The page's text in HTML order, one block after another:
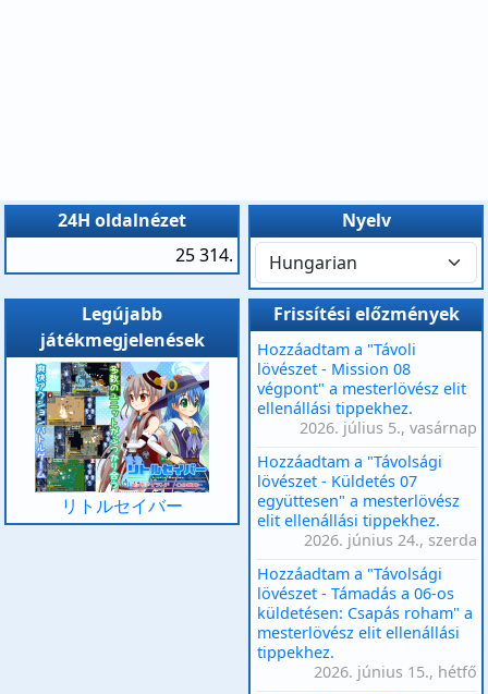
24H oldalnézet
25 314.
Nyelv
Legújabb
játékmegjelenések
リトルセイバー
Frissítési előzmények
Hozzáadtam a "Távoli
lövészet - Mission 08
végpont" a mesterlövész elit
ellenállási tippekhez.
2026. július 5., vasárnap
Hozzáadtam a "Távolsági
lövészet - Küldetés 07
együttesen" a mesterlövész
elit ellenállási tippekhez.
2026. június 24., szerda
Hozzáadtam a "Távolsági
lövészet - Támadás a 06-os
küldetésen: Csapás roham" a
mesterlövész elit ellenállási
tippekhez.
2026. június 15., hétfő